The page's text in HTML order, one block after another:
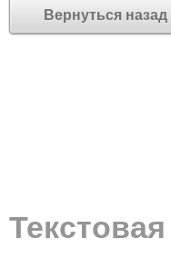
Вернуться назад